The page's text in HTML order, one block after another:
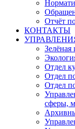
Отчёт
КОНТАКТЫ
Зелёная
Отдел
Отдел
Отдел
сферы,